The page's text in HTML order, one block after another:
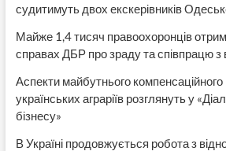
судитимуть двох екскерівників
Майже 1,4 тисяч правоохоронців
справах ДБР про зраду та співпрацю з
Аспекти майбутнього
українських аграріїв розглянуть у
бізнесу»
В Україні продовжується робота з